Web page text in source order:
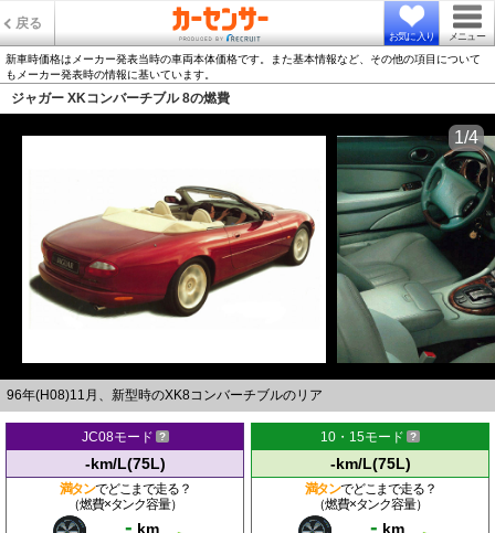
戻る
お気に入り メニュー
新車時価格はメーカー発表当時の車両本体価格です。また基本情報など、その他の項目について
もメーカー発表時の情報に基いています。
ジャガー XKコンバーチブル 8の燃費
96年(H08)11月、新型時のXK8コンバーチブルのリア
1/4
JC08モード
-km/L(75L)
満タンでどこまで走る？
（燃費×タンク容量）
- km
10・15モード
-km/L(75L)
満タンでどこまで走る？
（燃費×タンク容量）
- km